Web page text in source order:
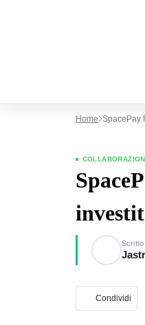
Home SpacePay
Scritto
Condividi